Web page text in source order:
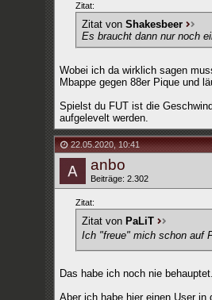
Zitat:
Zitat von Shakesbeer
Es braucht dann nur noch
Wobei ich da wirklich sagen
Mbappe gegen 88er Pique und
Spielst du FUT ist die
aufgelevelt werden.
22.05.2020,10:41
anbo
Beiträge: 2.302
Zitat:
Zitat von PaLiT
Ich "freue" mich schon auf
Das habe ich noch nie
Aber ich habe hier einen User